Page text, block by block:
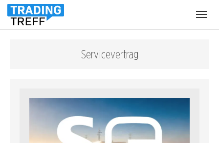
Servicevertrag